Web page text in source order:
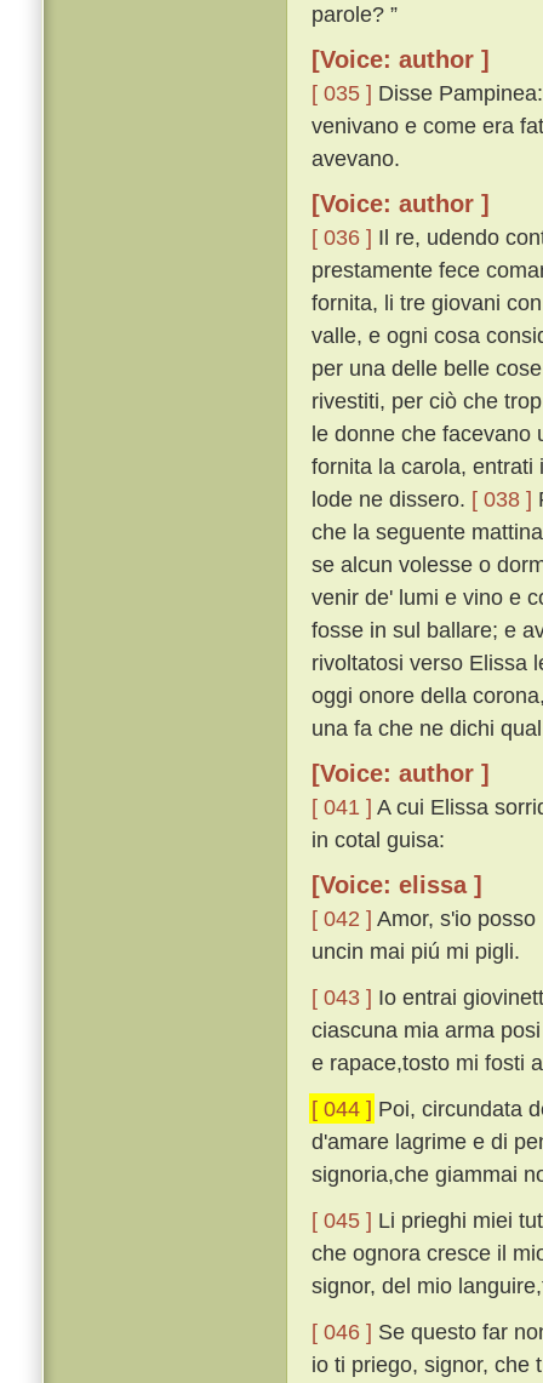
parole? ”
[Voice: author ]
[ 035 ] Disse
venivano e come era
avevano.
[Voice: author ]
[ 036 ] Il re, udendo
prestamente fece
fornita, li tre giovani
valle, e ogni cosa
per una delle belle
rivestiti, per ciò che
le donne che facevano
fornita la carola, entrati
lode ne dissero. [ 038 ]
che la seguente
se alcun volesse o
venir de' lumi e vino e
fosse in sul ballare; e
rivoltatosi verso Elissa
oggi onore della
una fa che ne dichi
[Voice: author ]
[ 041 ] A cui Elissa
in cotal guisa:
[Voice: elissa ]
[ 042 ] Amor, s'io
uncin mai piú mi pigli.
[ 043 ] Io entrai
ciascuna mia arma
e rapace,tosto mi fosti
[ 044 ] Poi, circundata
d'amare lagrime e di
signoria,che giammai
[ 045 ] Li prieghi miei
che ognora cresce il
signor, del mio
[ 046 ] Se questo far
io ti priego, signor, che